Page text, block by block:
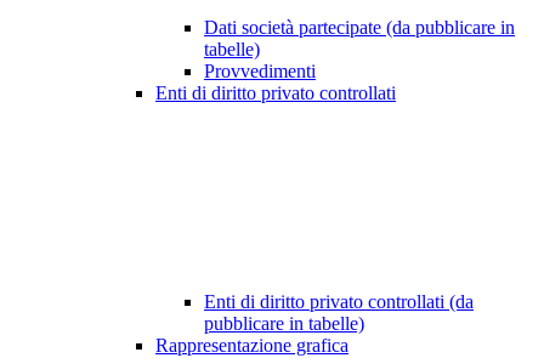
Dati società partecipate (da pubblicare in
tabelle)
Provvedimenti
Enti di diritto privato controllati
Enti di diritto privato controllati (da
pubblicare in tabelle)
Rappresentazione grafica